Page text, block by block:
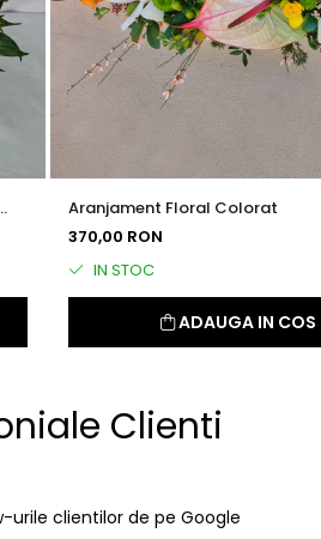
Aranjament Floral Colorat
370,00 RON
IN STOC
ADAUGA IN COS
Clienti
urile clientilor de pe Google